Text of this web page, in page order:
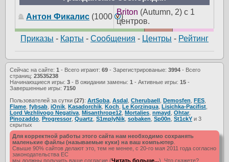
Антон Фикалис (1000 )
Briton (Autumn, 2) с 1
центров.
Приказы - Карты - Сообщения - Центры - Рейтинг
Сейчас на сайте: 1 - Всего играют: 69 - Зарегистрированые: 3994 - Всего
страниц: 23535238
Начинающиеся игры: 3 - В ожидании замены: 1 - Активные игры: 15 -
Завершенные игры: 7150
Пользователей за сутки (27): ArtSoba Asdal Cherubaell Demosfen FES
Flame fybsab iOnik Kasadorchik Koch Le Korzinqua Lisichka-Pacifist
Lord Vezhlivogo Negativa Misanthrope12 Mortalies nmayd Ohtar,
Pinozaddo Progressor, Quartz S1mplyNik sobaken Sp00n St1ckY и 3
скрытых
Для корректной работы этого сайта нам необходимо сохранять
маленькие файлы (называемые куки) на ваш компьютер
Свыше 90% сайтов делают это, тем не менее, с 20-го мая 2011 года согласно
законодательства ЕС
мы должны получить ваше согласие (Читать больше...). Что скажете?